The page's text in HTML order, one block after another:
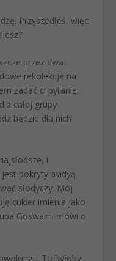
Przyszedłeś, więc
przez dwa
rekolekcje na
zadać ci pytanie.
całej grupy
będzie dla nich
i
pokryty avidyą
słodyczy. Mój
cukier imienia jako
Goswami mówi o
To byłoby